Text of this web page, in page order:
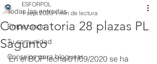
Todas las entradas
Empezando
Tu comunidad
Consejos para bloguear
Convocatoria 28 plazas PL
Sagunto
ESFORPOL
1 sept 2020 1 min de lectura
En el BOP fecha 01/09/2020 se ha